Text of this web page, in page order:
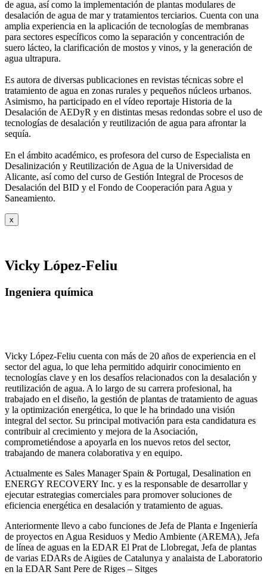
de agua, así como la implementación de plantas modulares de
desalación de agua de mar y tratamientos terciarios. Cuenta con una
amplia experiencia en la aplicación de tecnologías de membranas
para sectores específicos como la separación y concentración de
suero lácteo, la clarificación de mostos y vinos, y la generación de
agua ultrapura.
Es autora de diversas publicaciones en revistas técnicas sobre el
tratamiento de agua en zonas rurales y pequeños núcleos urbanos.
Asimismo, ha participado en el vídeo reportaje Historia de la
Desalación de AEDyR y en distintas mesas redondas sobre el uso de
tecnologías de desalación y reutilización de agua para afrontar la
sequía.
En el ámbito académico, es profesora del curso de Especialista en
Desalinización y Reutilización de Agua de la Universidad de
Alicante, así como del curso de Gestión Integral de Procesos de
Desalación del BID y el Fondo de Cooperación para Agua y
Saneamiento.
x
Vicky López-Feliu
Ingeniera química
Vicky López-Feliu cuenta con más de 20 años de experiencia en el
sector del agua, lo que leha permitido adquirir conocimiento en
tecnologías clave y en los desafíos relacionados con la desalación y
reutilización de agua. A lo largo de su carrera profesional, ha
trabajado en el diseño, la gestión de plantas de tratamiento de aguas
y la optimización energética, lo que le ha brindado una visión
integral del sector. Su principal motivación para esta candidatura es
contribuir al crecimiento y mejora de la Asociación,
comprometiéndose a apoyarla en los nuevos retos del sector,
trabajando de manera colaborativa y en equipo.
Actualmente es Sales Manager Spain & Portugal, Desalination en
ENERGY RECOVERY Inc. y es la responsable de desarrollar y
ejecutar estrategias comerciales para promover soluciones de
eficiencia energética en desalación y tratamiento de aguas.
Anteriormente llevo a cabo funciones de Jefa de Planta e Ingeniería
de proyectos en Agua Residuos y Medio Ambiente (AREMA), Jefa
de línea de aguas en la EDAR El Prat de Llobregat, Jefa de plantas
de varias EDARs de Aigües de Catalunya y analaista de Laboratorio
en la EDAR Sant Pere de Riges – Sitges